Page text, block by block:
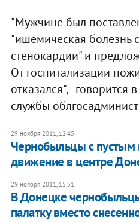
"Мужчине был
"ишемическая болезнь
стенокардии" и
От госпитализации
отказался", -
службы
29 ноября 2011, 12:45
Чернобыльцы с пустым
движение в центре
29 ноября 2011, 15:51
В Донецке
палатку вместо